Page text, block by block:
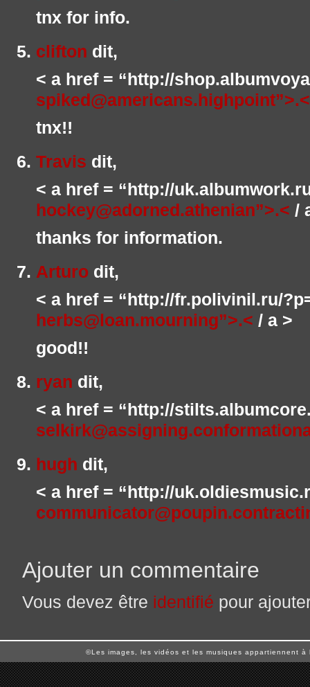
tnx for info.
clifton dit,
< a href = “http://
spiked@americans.highpoint”>.<
tnx!!
Travis dit,
< a href = “http://
hockey@adorned.athenian”>.< /
thanks for information.
Arturo dit,
< a href = “http://fr.polivinil.ru/
herbs@loan.mourning”>.< / a >
good!!
ryan dit,
< a href = “http://
hugh dit,
< a href = “http://
Ajouter un commentaire
Vous devez être identifié pour
©Les images, les vidéos et les musiques appartiennent